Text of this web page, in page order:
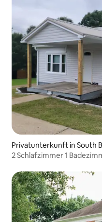
Privatunterkunft in South
2 Schlafzimmer 1